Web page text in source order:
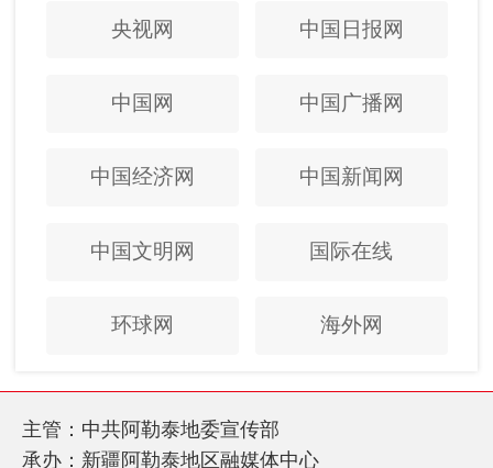
央视网 中国日报网
中国网 中国广播网
中国经济网 中国新闻网
中国文明网 国际在线
环球网 海外网
主管：中共阿勒泰地委宣传部
承办：新疆阿勒泰地区融媒体中心